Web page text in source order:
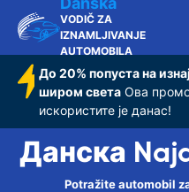
VODIČ ZA
IZNAMLJIVANJE
AUTOMOBILA
До 20% попуста на
широм света Ова
искористите је данас!
Данска
Potražite automobil